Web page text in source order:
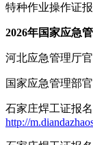
特种作业操作证
2026年国家应急
河北应急管理厅官
国家应急管理部
石家庄焊工证报名
http://